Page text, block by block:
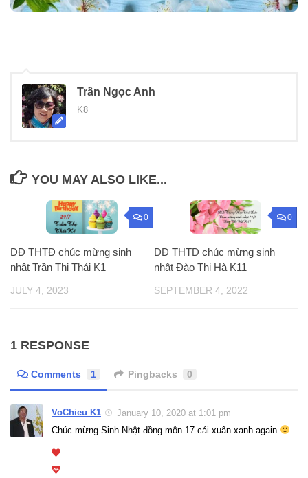
Trần Ngọc Anh
K8
YOU MAY ALSO LIKE...
0
DĐ THTĐ chúc mừng sinh
nhật Trần Thị Thái K1
JULY 4, 2023
0
DĐ THTD chúc mừng sinh
nhật Đào Thị Hà K11
SEPTEMBER 4, 2022
1 RESPONSE
Comments 1 Pingbacks 0
VoChieu K1
January 10, 2020 at 1:01 pm
Chúc mừng Sinh Nhật đồng môn 17 cái xuân xanh again